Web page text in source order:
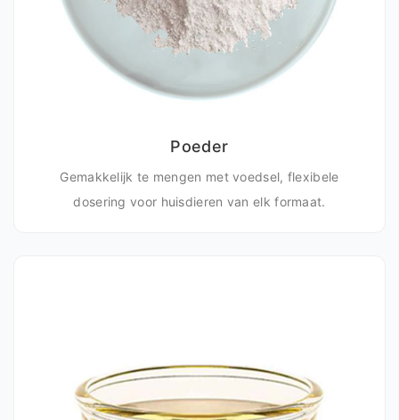
Poeder
Gemakkelijk te mengen met voedsel, flexibele
dosering voor huisdieren van elk formaat.